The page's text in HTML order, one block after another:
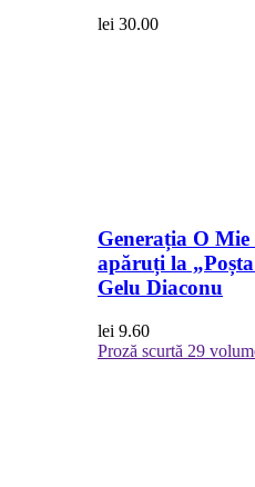
lei 30.00
Generația O Mie
apăruți la
Gelu Diaconu
lei 9.60
Proză scurtă 29